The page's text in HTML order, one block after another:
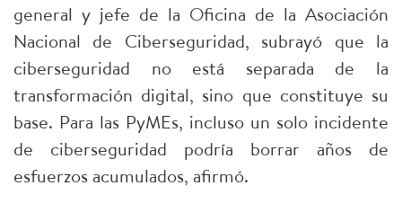
general y jefe de la Oficina de la Asociación
Nacional de Ciberseguridad, subrayó que la
ciberseguridad no está separada de la
transformación digital, sino que constituye su
base. Para las PyMEs, incluso un solo incidente
de ciberseguridad podría borrar años de
esfuerzos acumulados, afirmó.​